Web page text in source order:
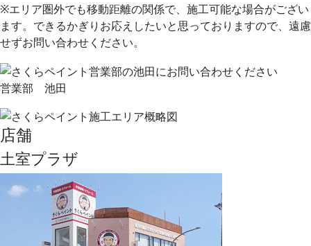
※エリア圏外でも移動距離の関係で、施工可能な場合がござい
ます。できるかぎりお応えしたいと思っておりますので、遠慮
せずお問い合わせください。
営業部 池田
店舗
土室プラザ